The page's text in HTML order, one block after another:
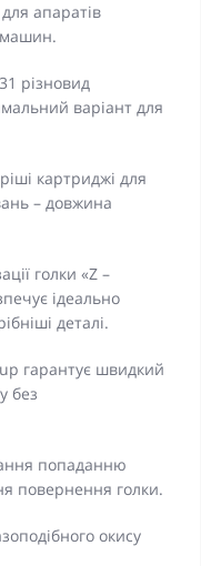
апаратів
машин.
різновид
варіант для
картриджі для
– довжина
голки «Z –
ідеально
деталі.
гарантує швидкий
без
попаданню
повернення голки.
окису